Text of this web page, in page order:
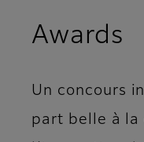
Awards
Un concours
part belle à